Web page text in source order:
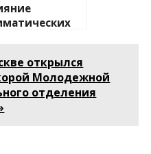
открылся
Молодежной
отделения